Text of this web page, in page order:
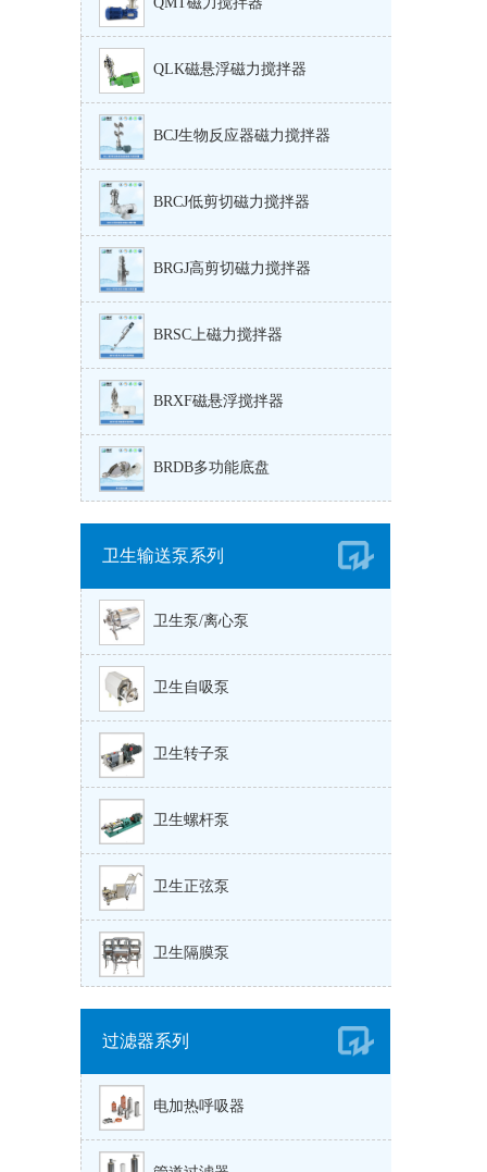
QLK磁悬浮磁力搅拌器
BCJ生物反应器磁力搅拌器
BRCJ低剪切磁力搅拌器
BRGJ高剪切磁力搅拌器
BRSC上磁力搅拌器
BRXF磁悬浮搅拌器
BRDB多功能底盘
卫生输送泵系列
卫生泵/离心泵
卫生自吸泵
卫生转子泵
卫生螺杆泵
卫生正弦泵
卫生隔膜泵
过滤器系列
电加热呼吸器